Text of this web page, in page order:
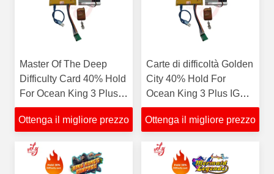
Master Of The Deep
Difficulty Card 40% Hold
For Ocean King 3 Plus
IGS Fish Game in
vendita
Ottenga il migliore prezzo
Carte di difficoltà Golden
City 40% Hold For
Ocean King 3 Plus IGS
Fish Game In vendita
Ottenga il migliore prezzo